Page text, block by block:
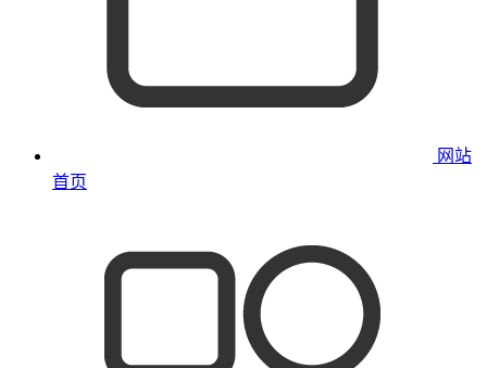
网站
首页